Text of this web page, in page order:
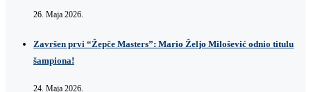
26. Maja 2026.
Završen prvi “Žepče Masters”: Mario Željo Milošević odnio titulu
šampiona!
24. Maja 2026.